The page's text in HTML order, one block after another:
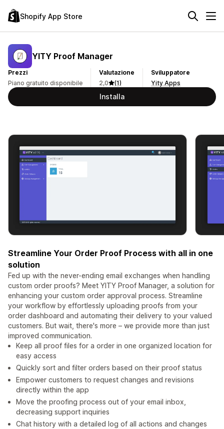
Shopify App Store
YITY Proof Manager
Prezzi
Piano gratuito disponibile
Valutazione
2,0
(1)
Sviluppatore
Yity Apps
Installa
Streamline Your Order Proof Process with all in one
solution
Fed up with the never-ending email exchanges when handling
custom order proofs? Meet YITY Proof Manager, a solution for
enhancing your custom order approval process. Streamline
your workflow by effortlessly uploading proofs from your
order dashboard and automating their delivery to your valued
customers. But wait, there's more – we provide more than just
improved communication.
Keep all proof files for a order in one organized location for
easy access
Quickly sort and filter orders based on their proof status
Empower customers to request changes and revisions
directly within the app
Move the proofing process out of your email inbox,
decreasing support inquiries
Chat history with a detailed log of all actions and changes